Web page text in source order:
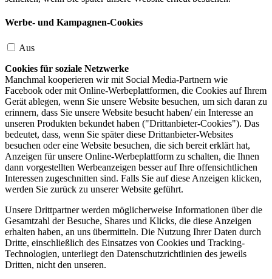
Werbe- und Kampagnen-Cookies
Aus
Cookies für soziale Netzwerke
Manchmal kooperieren wir mit Social Media-Partnern wie
Facebook oder mit Online-Werbeplattformen, die Cookies auf Ihrem
Gerät ablegen, wenn Sie unsere Website besuchen, um sich daran zu
erinnern, dass Sie unsere Website besucht haben/ ein Interesse an
unseren Produkten bekundet haben ("Drittanbieter-Cookies"). Das
bedeutet, dass, wenn Sie später diese Drittanbieter-Websites
besuchen oder eine Website besuchen, die sich bereit erklärt hat,
Anzeigen für unsere Online-Werbeplattform zu schalten, die Ihnen
dann vorgestellten Werbeanzeigen besser auf Ihre offensichtlichen
Interessen zugeschnitten sind. Falls Sie auf diese Anzeigen klicken,
werden Sie zurück zu unserer Website geführt.
Unsere Drittpartner werden möglicherweise Informationen über die
Gesamtzahl der Besuche, Shares und Klicks, die diese Anzeigen
erhalten haben, an uns übermitteln. Die Nutzung Ihrer Daten durch
Dritte, einschließlich des Einsatzes von Cookies und Tracking-
Technologien, unterliegt den Datenschutzrichtlinien des jeweils
Dritten, nicht den unseren.